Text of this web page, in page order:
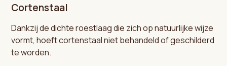
Cortenstaal
Dankzij de dichte roestlaag die zich op natuurlijke wijze
vormt, hoeft cortenstaal niet behandeld of geschilderd
te worden.